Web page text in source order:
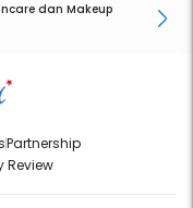
dan Makeup
Partnership
Review